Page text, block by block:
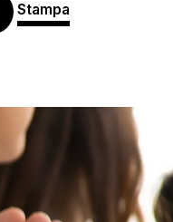
Stampa